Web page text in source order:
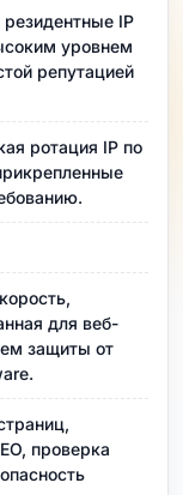
IP
уровнем
репутацией
ротация IP по
для веб-
защиты от
проверка